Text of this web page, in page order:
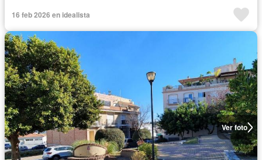
16 feb 2026 en idealista
Ver foto